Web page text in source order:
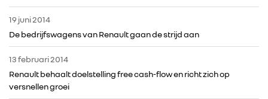
ALLIANCE
FOTO’S & VIDEO’S
IN DE MEDIA
19 juni 2014
De bedrijfswagens van Renault gaan de strijd aan
13 februari 2014
Renault behaalt doelstelling free cash-flow en richt zich op
versnellen groei